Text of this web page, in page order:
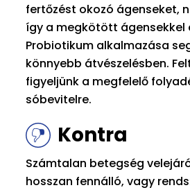
fertőzést okozó ágenseket,
így a megkötött ágensekkel
Probiotikum alkalmazása
könnyebb átvészelésben.
figyeljünk a megfelelő
sóbevitelre.
Kontra
Számtalan betegség
hosszan fennálló, vagy